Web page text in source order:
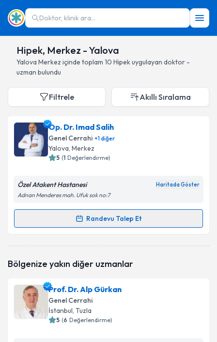
Doktor, klinik ara...
Hipek, Merkez - Yalova
Yalova Merkez içinde toplam 10 Hipekuygulayan doktor -
uzman bulundu
Filtrele Akıllı Sıralama
Op. Dr. Imad Salih
Genel Cerrahi +1diğer
Yalova, Merkez
5 (1 Değerlendirme)
Özel Atakent Hastanesi Haritada Göster
Adnan Menderes mah. Ufuk sok no:7
Randevu Talep Et
Randevu Takvimi Talebi
oluşturun. Size bu uzmandan randevu almanız için bir
E-posta Adresiniz
Bölgenize yakın diğer uzmanlar
Prof. Dr. Alp Gürkan
Genel Cerrahi
İstanbul, Tuzla
5 (6 Değerlendirme)